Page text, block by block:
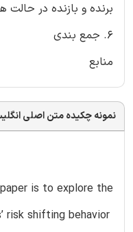
برنده و بازنده در حالت
6. جمع بندی
منابع
نمونه چکیده متن اصلی
is to explore the
risk shifting behavior